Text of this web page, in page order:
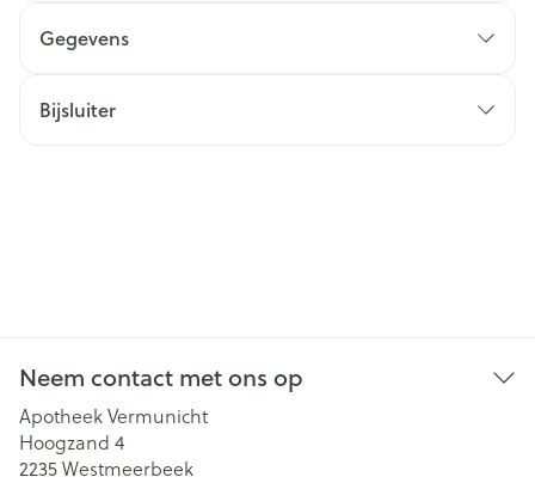
Gegevens
Bijsluiter
Neem contact met ons op
Apotheek Vermunicht
Hoogzand 4
2235Westmeerbeek